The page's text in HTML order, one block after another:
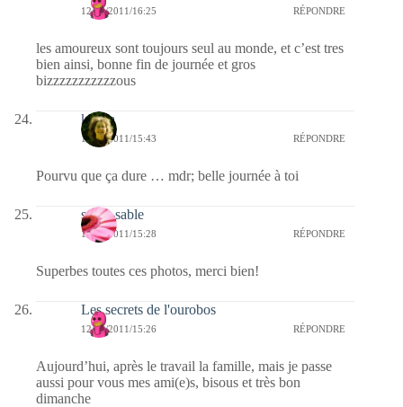
12/06/2011/16:25 RÉPONDRE
les amoureux sont toujours seul au monde, et c’est tres
bien ainsi, bonne fin de journée et gros
bizzzzzzzzzzzous
katara
12/06/2011/15:43 RÉPONDRE
Pourvu que ça dure … mdr; belle journée à toi
sucre-sable
12/06/2011/15:28 RÉPONDRE
Superbes toutes ces photos, merci bien!
Les secrets de l'ourobos
12/06/2011/15:26 RÉPONDRE
Aujourd’hui, après le travail la famille, mais je passe
aussi pour vous mes ami(e)s, bisous et très bon
dimanche